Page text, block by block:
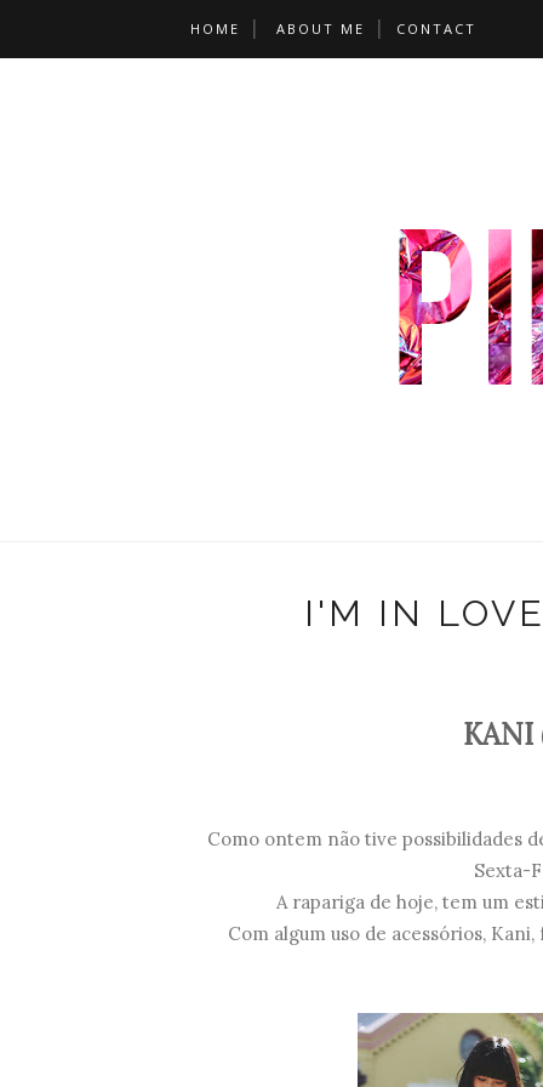
HOME ABOUT ME CONTACT
I'M IN
KANI
Como ontem não tive possibilidades
Sexta-
A rapariga de hoje, tem um
Com algum uso de acessórios,